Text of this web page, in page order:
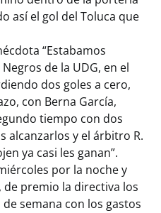
así el gol del Toluca que
“Estabamos
de la UDG, en el
dos goles a cero,
con Berna García,
tiempo con dos
alcanzarlos y el árbitro R.
ya casi les ganan”.
por la noche y
premio la directiva los
semana con los gastos